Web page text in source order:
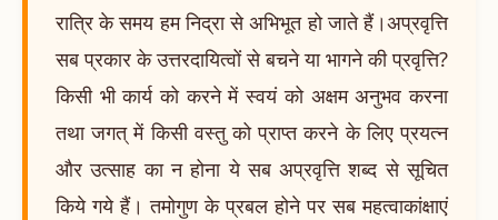
रात्रि के समय हम निद्रा से अभिभूत हो जाते हैं।अप्रवृत्ति
सब प्रकार के उत्तरदायित्वों से बचने या भागने की प्रवृत्ति?
किसी भी कार्य को करने में स्वयं को अक्षम अनुभव करना
तथा जगत् में किसी वस्तु को प्राप्त करने के लिए प्रयत्न
और उत्साह का न होना ये सब अप्रवृत्ति शब्द से सूचित
किये गये हैं। तमोगुण के प्रबल होने पर सब महत्वाकांक्षाएं